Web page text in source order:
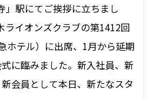
」駅にてご挨拶に立ちまし
ライオンズクラブの第1412回
ホテル）に出席、1月から延期
に臨みました。新入社員、新
会員として本日、新たなスタ